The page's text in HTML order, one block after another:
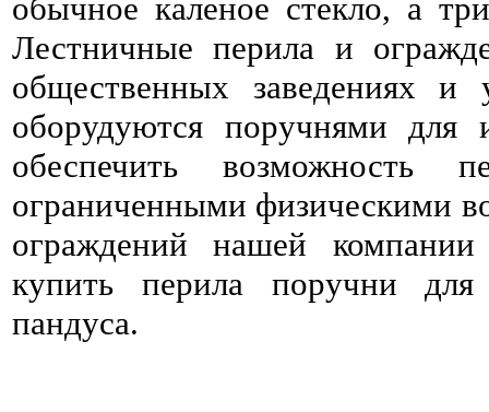
обычное каленое стекло, а
Лестничные перила и
общественных заведениях и
оборудуются поручнями для
обеспечить возможность
ограниченными физическими
ограждений нашей
купить перила поручни для
пандуса.